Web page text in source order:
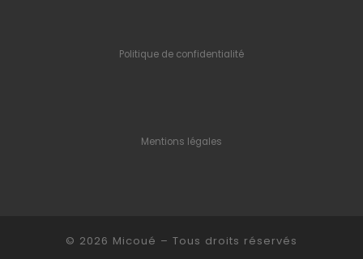
Politique de confidentialité
Mentions légales
© 2026 Micoué – Tous droits réservés